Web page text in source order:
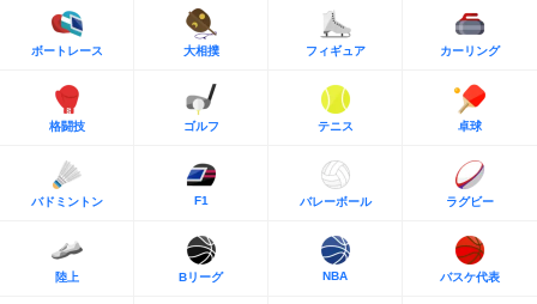
ボートレース 大相撲 フィギュア カーリング
格闘技 ゴルフ テニス 卓球
バドミントン F1 バレーボール ラグビー
陸上 Bリーグ NBA バスケ代表